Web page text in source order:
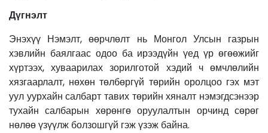
Дүгнэлт
Энэхүү Нэмэлт, өөрчлөлт нь Монгол Улсын газрын
хэвлийн баялгаас одоо ба ирээдүйн үед үр өгөөжийг
хүртээх, хуваарилах зорилготой хэдий ч өмчлөлийн
хязгаарлалт, нөхөн төлбөргүй төрийн оролцоо гэх мэт
уул уурхайн салбарт тавих төрийн хяналт нэмэгдсэнээр
тухайн салбарын хөрөнгө оруулалтын орчинд сөрөг
нөлөө үзүүлж болзошгүй гэж үзэж байна.